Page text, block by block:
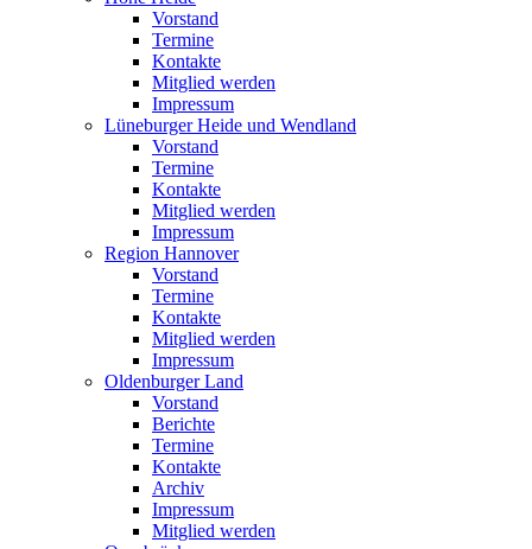
Vorstand
Termine
Kontakte
Mitglied werden
Impressum
Lüneburger Heide und Wendland
Vorstand
Termine
Kontakte
Mitglied werden
Impressum
Region Hannover
Vorstand
Termine
Kontakte
Mitglied werden
Impressum
Oldenburger Land
Vorstand
Berichte
Termine
Kontakte
Archiv
Impressum
Mitglied werden